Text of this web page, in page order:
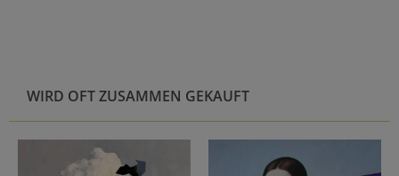
WIRD OFT ZUSAMMEN GEKAUFT